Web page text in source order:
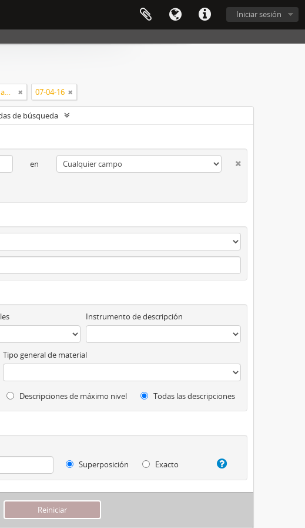
Iniciar sesión
INPI - Instituto Nacional da Propriedade Industrial 07-04-16
de búsqueda
en
Instrumento de descripción
Tipo general de material
Descripciones de máximo nivel Todas las descripciones
Superposición
Exacto